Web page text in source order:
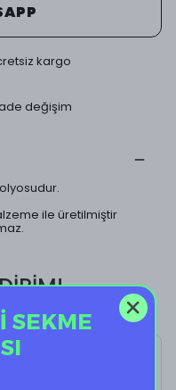
kargo
değişim
ile üretilmiştir
SEKME